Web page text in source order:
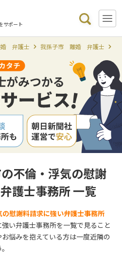
サポート
弁護士 我孫子市 離婚 弁護士
不倫・浮気の慰謝
護士事務所 一覧
慰謝料請求に強い弁護士事務所
い弁護士事務所を一覧で見ること
悩みを抱えている方は一度近隣の